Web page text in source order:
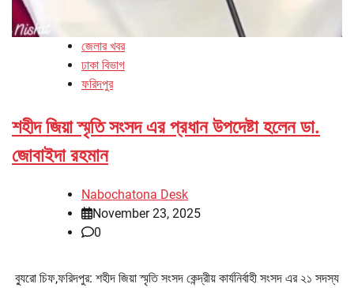
জেলার খবর
ঢাকা বিভাগ
ফরিদপুর
শহীদ জিয়া স্মৃতি সংসদ এর প্রধান উপদেষ্টা হলেন ডা.
জোবাইদা রহমান
Nabochatona Desk
November 23, 2025
0
ব্যুরো চিফ,ফরিদপুর: শহীদ জিয়া স্মৃতি সংসদ কেন্দ্রীয় কার্যনির্বাহী সংসদ এর ২১ সদস্য